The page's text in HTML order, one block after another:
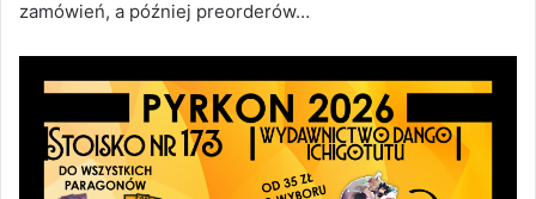
zamówień, a później preorderów…